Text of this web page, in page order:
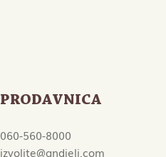
PRODAVNICA
060-560-8000
izvolite@andjeli.com